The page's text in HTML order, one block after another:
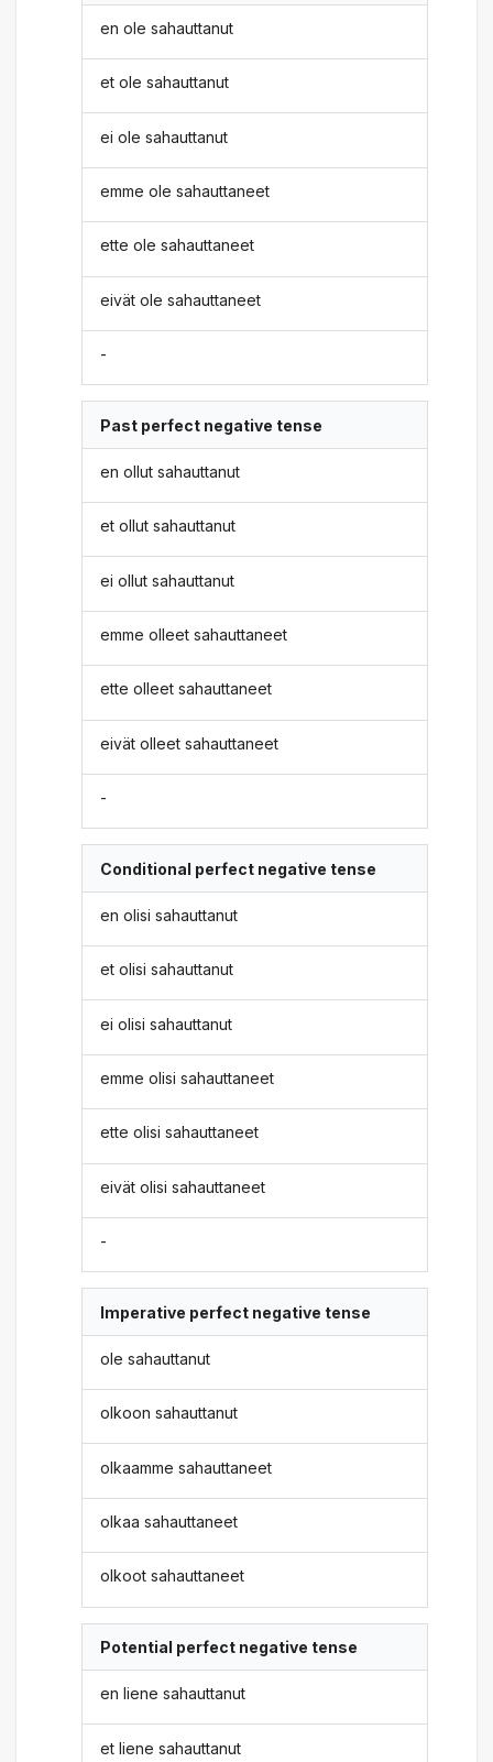
en ole sahauttanut
et ole sahauttanut
ei ole sahauttanut
emme ole sahauttaneet
ette ole sahauttaneet
eivät ole sahauttaneet
-
Past perfect negative tense
en ollut sahauttanut
et ollut sahauttanut
ei ollut sahauttanut
emme olleet sahauttaneet
ette olleet sahauttaneet
eivät olleet sahauttaneet
-
Conditional perfect negative tense
en olisi sahauttanut
et olisi sahauttanut
ei olisi sahauttanut
emme olisi sahauttaneet
ette olisi sahauttaneet
eivät olisi sahauttaneet
-
Imperative perfect negative tense
ole sahauttanut
olkoon sahauttanut
olkaamme sahauttaneet
olkaa sahauttaneet
olkoot sahauttaneet
Potential perfect negative tense
en liene sahauttanut
et liene sahauttanut